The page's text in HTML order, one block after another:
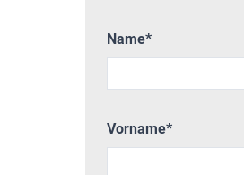
Name*
Vorname*